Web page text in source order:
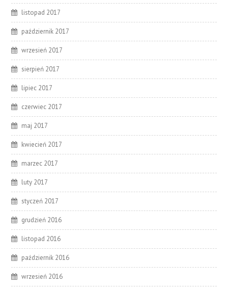
listopad 2017
październik 2017
wrzesień 2017
sierpień 2017
lipiec 2017
czerwiec 2017
maj 2017
kwiecień 2017
marzec 2017
luty 2017
styczeń 2017
grudzień 2016
listopad 2016
październik 2016
wrzesień 2016